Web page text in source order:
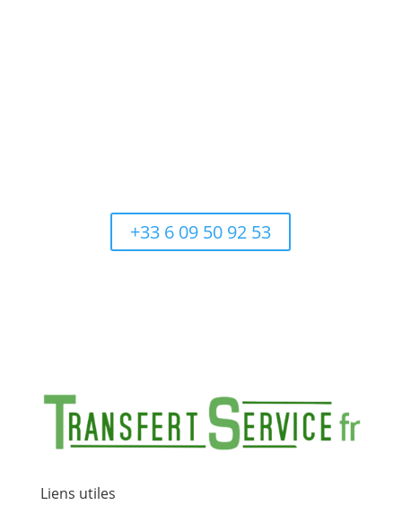
+33 6 09 50 92 53
Liens utiles